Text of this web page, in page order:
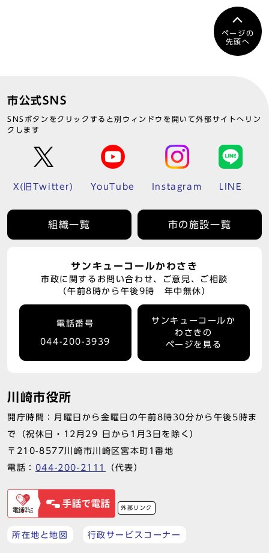
ページの
先頭へ
市公式SNS
SNSボタンをクリックすると別ウィンドウを開いて外部サイトへリン
クします
X(旧Twitter) YouTube Instagram LINE
組織一覧 市の施設一覧
サンキューコールかわさき
市政に関するお問い合わせ、ご意見、ご相談
（午前8時から午後9時 年中無休）
電話番号
044-200-3939
サンキューコールか
わさきの
ページを見る
川崎市役所
開庁時間：月曜日から金曜日の午前8時30分から午後5時ま
で（祝休日・12月29 日から1月3日を除く）
〒210-8577川崎市川崎区宮本町1番地
電話： 044-200-2111 （代表）
外部リンク
所在地と地図 行政サービスコーナー